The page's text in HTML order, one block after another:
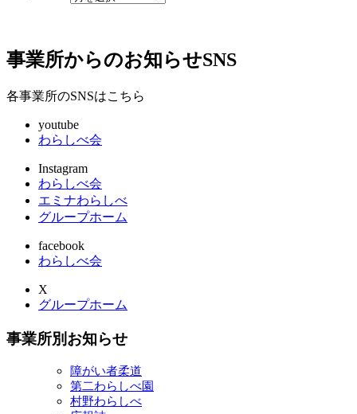
事業所からのお知らせSNS
各事業所のSNSはこちら
youtube
わらしべ会
Instagram
わらしべ会
エミナわらしべ
グループホーム
facebook
わらしべ会
X
グループホーム
事業所別お知らせ
障がい者柔道
第二わらしべ園
村野わらしべ